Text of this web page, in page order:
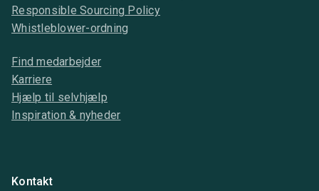
Responsible Sourcing Policy
Whistleblower-ordning
Find medarbejder
Karriere
Hjælp til selvhjælp
Inspiration & nyheder
Kontakt